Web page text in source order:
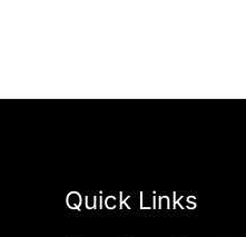
Quick Links